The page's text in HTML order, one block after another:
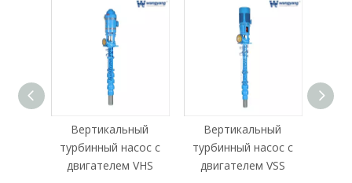
Вертикальный
турбинный насос с
двигателем VHS
Вертикальный
турбинный насос с
двигателем VSS